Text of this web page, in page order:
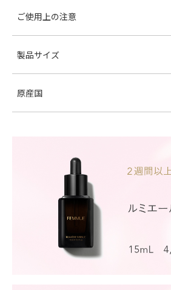
ご使用上の注意
製品サイズ
原産国